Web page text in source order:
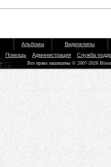
Альбомы
Видеоклипы
Помощь Администрация Служба
Все права защищены © 2007-2026